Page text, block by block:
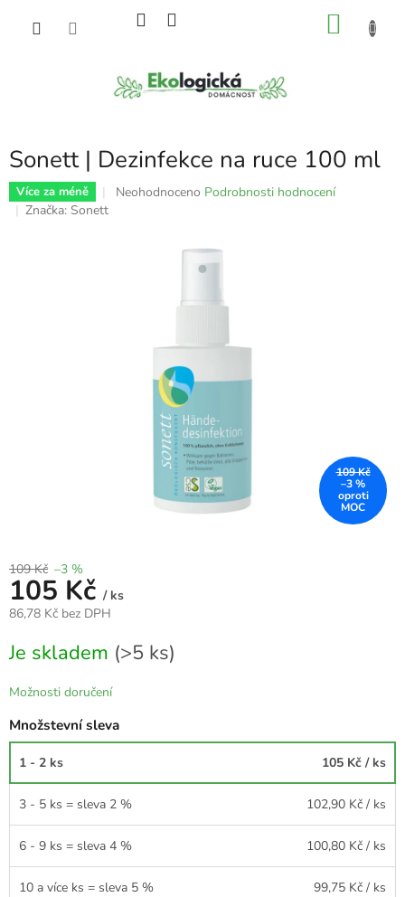
Sonett | Dezinfekce na ruce 100 ml
Více za méně
Průměrné
Neohodnoceno Podrobnosti hodnocení
Značka: Sonett
109 Kč
–3 %
109 Kč –3 %
105 Kč / ks
86,78 Kč bez DPH
cena:
Je skladem (>5 ks)
Možnosti doručení
Množstevní sleva
1 - 2 ks 105 Kč / ks
3 - 5 ks = sleva 2 % 102,90 Kč / ks
6 - 9 ks = sleva 4 % 100,80 Kč / ks
10 a více ks = sleva 5 % 99,75 Kč / ks